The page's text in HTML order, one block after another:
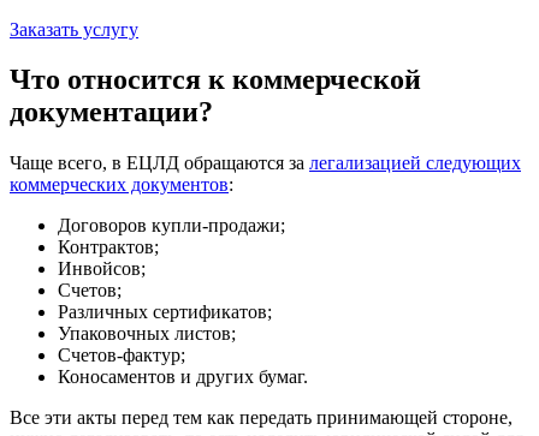
Заказать услугу
Что относится к коммерческой
документации?
Чаще всего, в ЕЦЛД обращаются за легализацией следующих
коммерческих документов:
Договоров купли-продажи;
Контрактов;
Инвойсов;
Счетов;
Различных сертификатов;
Упаковочных листов;
Счетов-фактур;
Коносаментов и других бумаг.
Все эти акты перед тем как передать принимающей стороне,